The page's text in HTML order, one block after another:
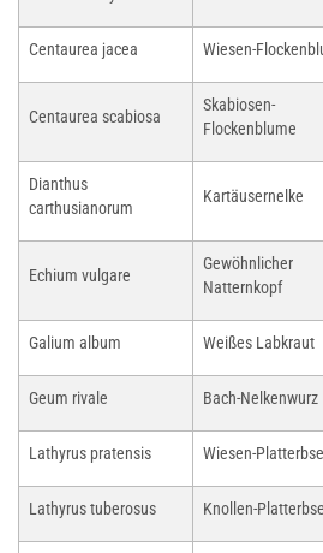
Centaurea jacea Wiesen-
Centaurea scabiosa
Skabiosen-
Flockenblume
Dianthus
carthusianorum
Kartäusernelke
Echium vulgare
Gewöhnlicher
Natternkopf
Galium album Weißes Labkraut
Geum rivale Bach-Nelkenwurz
Lathyrus pratensis Wiesen-Platterbse
Lathyrus tuberosus Knollen-Platterbse